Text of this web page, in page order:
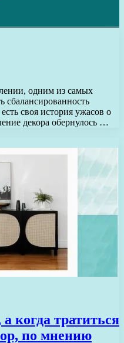
одним из самых
сбалансированность
своя история ужасов о
декора обернулось …
когда тратиться
по мнению